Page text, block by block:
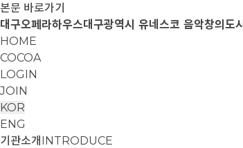
본문 바로가기
대구오페라하우스대구광역시 유네스코 음악창의도시
HOME
COCOA
LOGIN
JOIN
KOR
ENG
기관소개 INTRODUCE